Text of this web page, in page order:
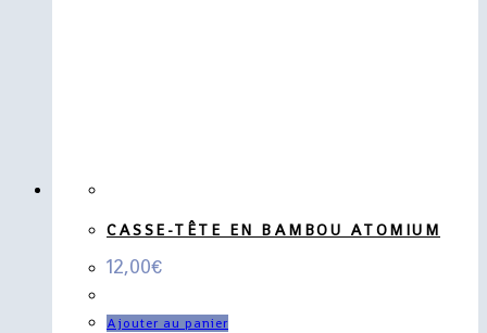
CASSE-TÊTE EN BAMBOU ATOMIUM
12,00€
Ajouter au panier